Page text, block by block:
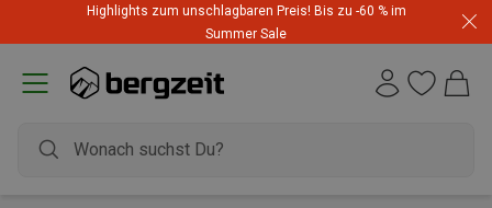
Highlights zum unschlagbaren Preis! Bis zu -60 % im
Summer Sale